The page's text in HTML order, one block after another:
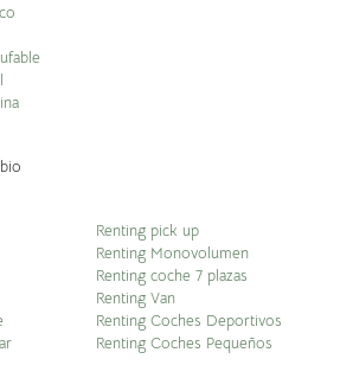
Renting pick up
Renting Monovolumen
Renting coche 7 plazas
Renting Van
Renting Coches Deportivos
Renting Coches Pequeños